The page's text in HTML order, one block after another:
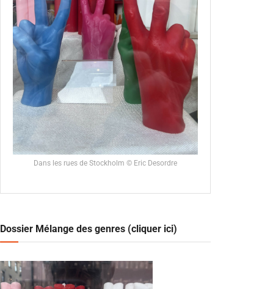
Dans les rues de Stockholm © Eric Desordre
Dossier Mélange des genres (cliquer ici)